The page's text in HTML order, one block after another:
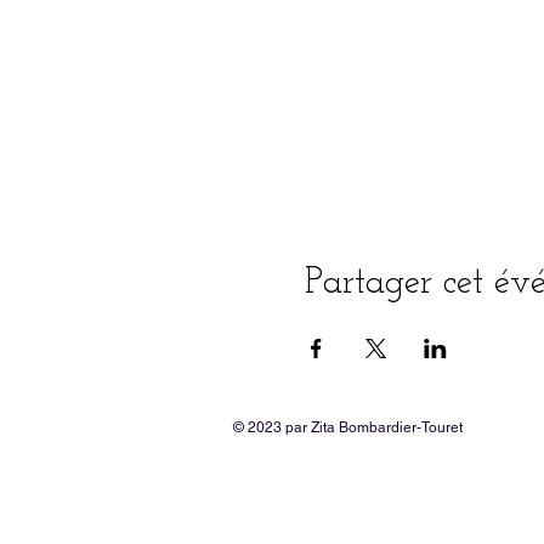
Partager cet
© 2023 par Zita Bombardier-Touret